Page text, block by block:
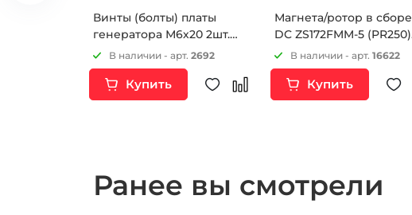
Винты (болты) платы
генератора М6х20 2шт.
Германия
В наличии - арт. 2692
Купить
Магнета/ротор в сборе
DC ZS172FMM-5 (PR250)
ZS172FMM-7 (CB250RL)
В наличии - арт. 16622
Купить
Ранее вы смотрели